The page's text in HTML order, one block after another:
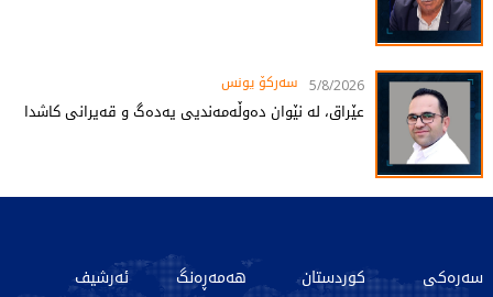
5/8/2026 سەرکۆ یونس
عێراق، لە نێوان دەوڵەمەندیی یەدەگ و قەیرانی کاشدا
سەرەکی
کوردستان
هەمەڕەنگ
ئەرشیف